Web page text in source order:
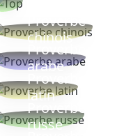
Proverbe
chinois
Proverbe
arabe
Proverbe
latin
Proverbe
russe